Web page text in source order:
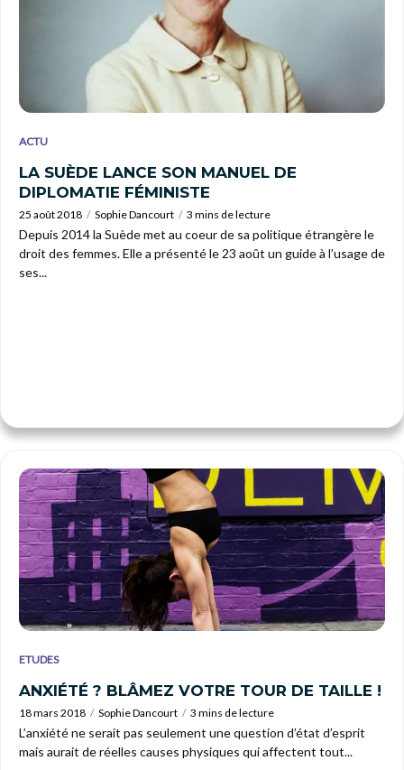
ACTU
LA SUÈDE LANCE SON MANUEL DE
DIPLOMATIE FÉMINISTE
25 août 2018 Sophie Dancourt 3 mins de lecture
Depuis 2014 la Suède met au coeur de sa politique étrangère le
droit des femmes. Elle a présenté le 23 août un guide à l’usage de
ses...
ETUDES
ANXIÉTÉ ? BLÂMEZ VOTRE TOUR DE TAILLE !
18 mars 2018 Sophie Dancourt 3 mins de lecture
L’anxiété ne serait pas seulement une question d’état d’esprit
mais aurait de réelles causes physiques qui affectent tout...